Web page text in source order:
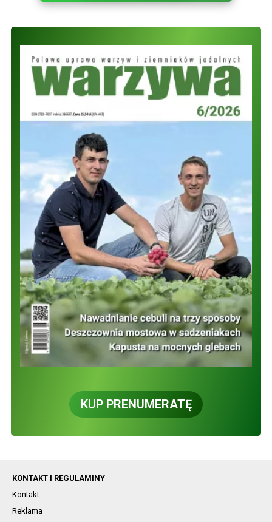
KUP PRENUMERATĘ
KONTAKT I REGULAMINY
Kontakt
Reklama